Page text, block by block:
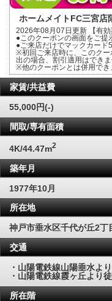
ホームメイトFC三宮店
2026年08月07日更新 【有
●このクーポンの画面をご提
●ご来店だけでマックカード
※初回ご来店時に、このクー
出の場合、割引適用はできま
※他のクーポンとは併用でき
家賃/共益費
55,000円(-)
間取/専有面積
4K/44.47m2
築年月
1977年10月
所在地
神戸市垂水区千代が丘2丁
交通
・山陽電鉄線山陽垂水よ
・山陽電鉄線霞ヶ丘より
所在階